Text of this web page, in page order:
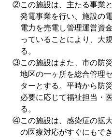
②この施設は、主たる事業
発電事業を行い、施設の
電力を売電し管理運営資
っていることにより、大
る。
③この施設はまた、市の防
地区の一ヶ所を総合管理
ターとする。平時から防
必要に応じて福祉担当・
る。
④この施設は、感染症の拡
の医療対応がすぐにもで